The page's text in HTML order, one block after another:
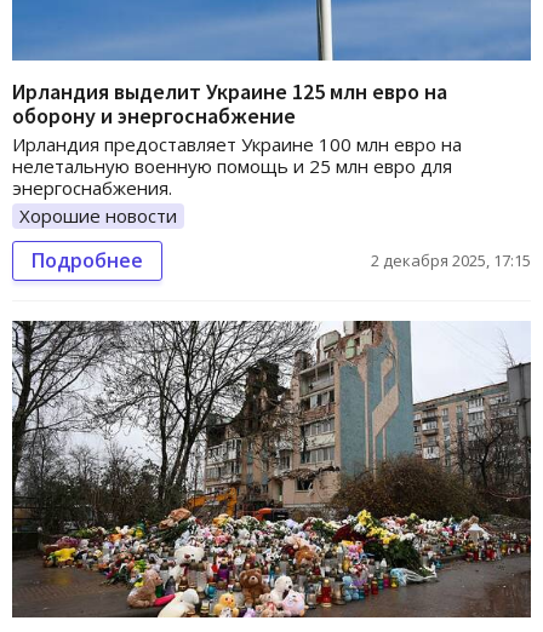
Ирландия выделит Украине 125 млн евро на
оборону и энергоснабжение
Ирландия предоставляет Украине 100 млн евро на
нелетальную военную помощь и 25 млн евро для
энергоснабжения.
Хорошие новости
Подробнее 2 декабря 2025, 17:15